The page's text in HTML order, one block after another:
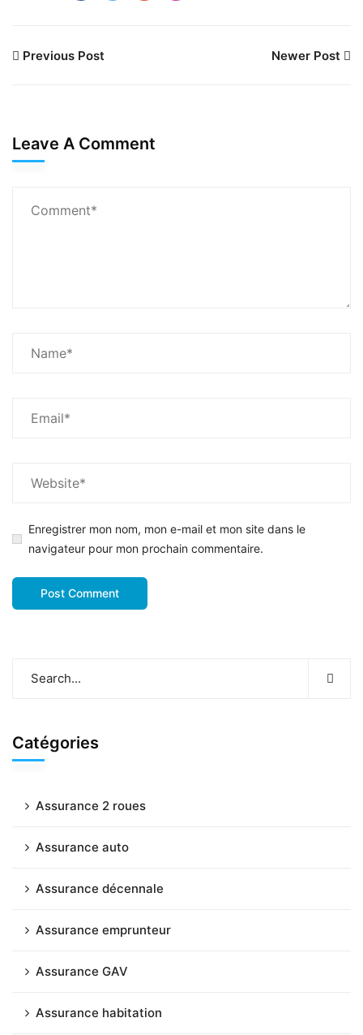
Previous Post Newer Post
Leave A Comment
Enregistrer mon nom, mon e-mail et mon site dans le
navigateur pour mon prochain commentaire.
Catégories
Assurance 2 roues
Assurance auto
Assurance décennale
Assurance emprunteur
Assurance GAV
Assurance habitation